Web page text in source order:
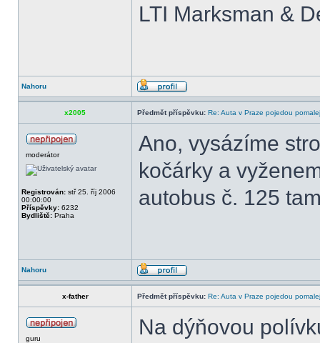
LTI Marksman &
Nahoru
x2005 Předmět příspěvku: Re: Auta v Praze pojedou
moderátor
Registrován: stř 25. říj 2006
00:00:00
Příspěvky: 6232
Bydliště: Praha
Ano, vysázíme
kočárky a
autobus č. 125
Nahoru
x-father Předmět příspěvku: Re: Auta v Praze pojedou
guru Na dýňovou